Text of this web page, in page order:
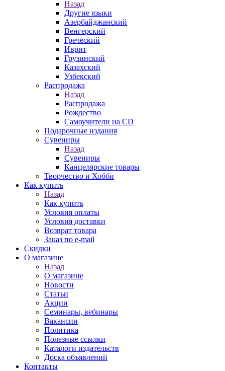
Назад
Другие языки
Азербайджанский
Венгерский
Греческий
Иврит
Грузинский
Казахский
Узбекский
Распродажа
Назад
Распродажа
Рождество
Самоучители на CD
Подарочные издания
Сувениры
Назад
Сувениры
Канцелярские товары
Творчество и Хобби
Как купить
Назад
Как купить
Условия оплаты
Условия доставки
Возврат товара
Заказ по e-mail
Скидки
О магазине
Назад
О магазине
Новости
Статьи
Акции
Семинары, вебинары
Вакансии
Политика
Полезные ссылки
Каталоги издательств
Доска объявлений
Контакты